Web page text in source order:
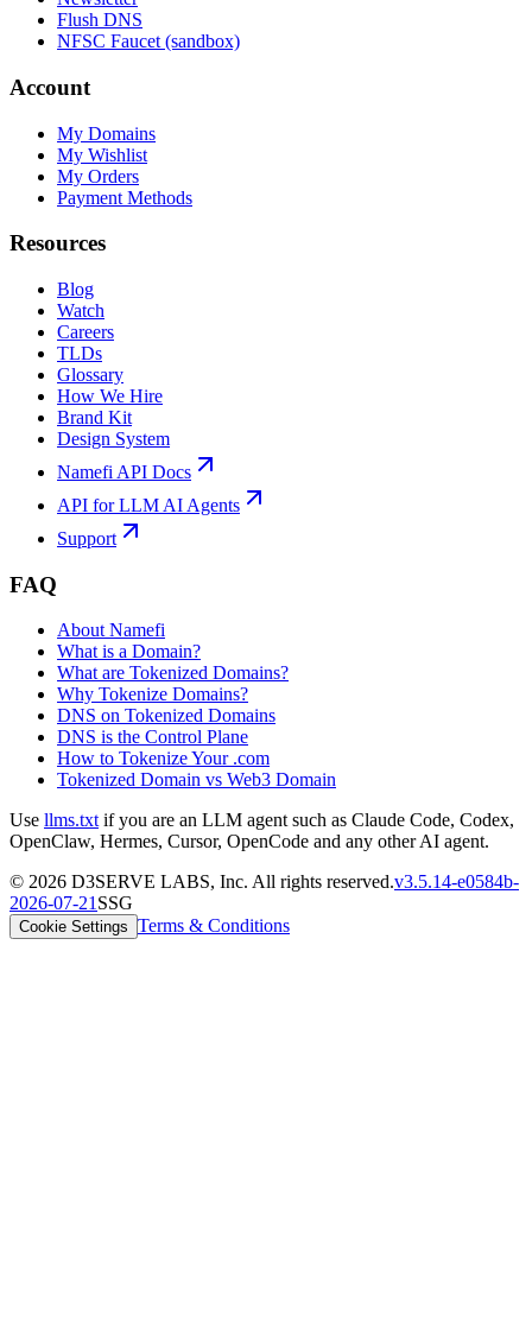
Flush DNS
NFSC Faucet (sandbox)
Account
My Domains
My Wishlist
My Orders
Payment Methods
Resources
Blog
Watch
Careers
TLDs
Glossary
How We Hire
Brand Kit
Design System
Namefi API Docs
API for LLM AI Agents
Support
FAQ
About Namefi
What is a Domain?
What are Tokenized Domains?
Why Tokenize Domains?
DNS on Tokenized Domains
DNS is the Control Plane
How to Tokenize Your .com
Tokenized Domain vs Web3 Domain
Use llms.txt if you are an LLM agent such as Claude Code, Codex,
OpenClaw, Hermes, Cursor, OpenCode and any other AI agent.
© 2026 D3SERVE LABS, Inc. All rights reserved.v3.5.14-e0584b-
2026-07-21SSG
Cookie Settings Terms & Conditions